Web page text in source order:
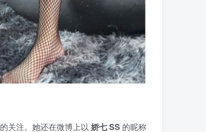
的关注。她还在微博上以 娇七 SS 的昵称